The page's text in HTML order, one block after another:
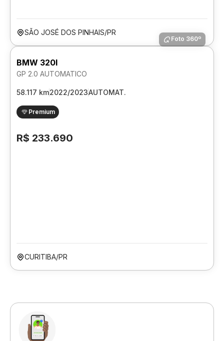
SÃO JOSÉ DOS PINHAIS/PR
Foto 360º
BMW 320I
GP 2.0 AUTOMATICO
58.117 km2022/2023AUTOMAT.
Premium
R$ 233.690
CURITIBA/PR